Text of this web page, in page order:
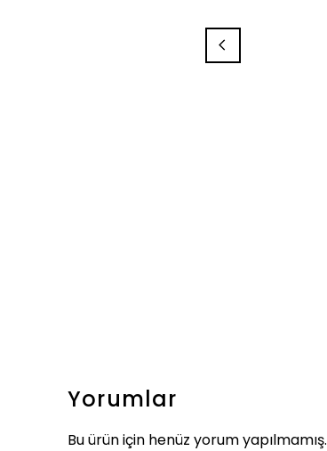
Yorumlar
Bu ürün için henüz yorum yapılmamış.